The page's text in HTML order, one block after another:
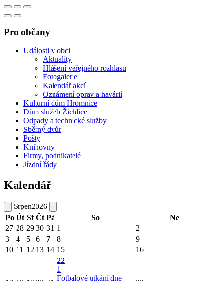
Pro občany
Události v obci
Aktuality
Hlášení veřejného rozhlasu
Fotogalerie
Kalendář akcí
Oznámení oprav a havárií
Kulturní dům Hromnice
Dům služeb Žichlice
Odpady a technické služby
Sběrný dvůr
Pošty
Knihovny
Firmy, podnikatelé
Jízdní řády
Kalendář
Srpen2026
Po Út St Čt Pá So
Ne
27 28 29 30 31 1
2
3
4 5 6 7 8
9
10 11 12 13 14 15 16
22
1
Fotbalové utkání dne